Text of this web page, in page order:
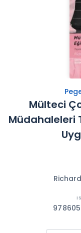
Mülteci
Müdahaleleri